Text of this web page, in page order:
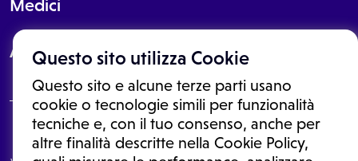
Questo sito utilizza Cookie
Questo sito e alcune terze parti usano
cookie o tecnologie simili per funzionalità
tecniche e, con il tuo consenso, anche per
altre finalità descritte nella Cookie Policy,
Medici
About
Le informazioni proposte in questo sito non sono un consulto medico.
In nessun caso, queste informazioni sostituiscono un consulto, una